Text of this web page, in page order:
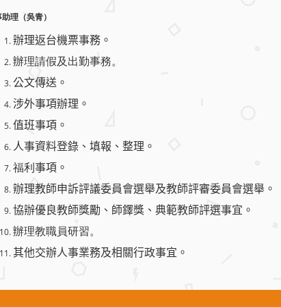
理（吳青）
辦理返台機票事務。
辦理請假及出勤事務。
公文傳送。
涉外事項辦理。
值班事項。
人事資料登錄、填報、整理。
福利 事項。
辦理教師申訴評議委員會選舉及教師評審委員會選舉。
協辦優良教師獎勵、師鐸獎、典範教師評選事宜。
辦理教職員研習。
其他交辦人事業務及相關行政事宜。